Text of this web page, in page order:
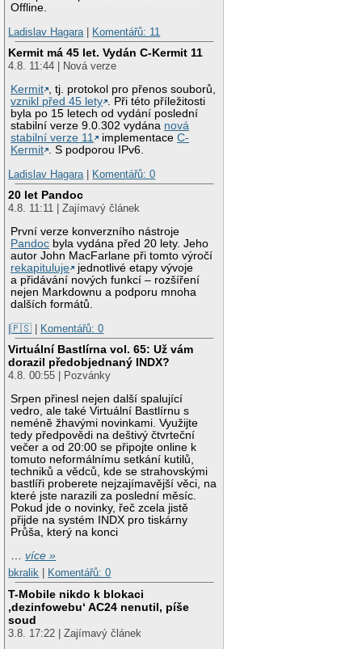
Offline.
Ladislav Hagara | Komentářů: 11
Kermit má 45 let. Vydán C-Kermit 11
4.8. 11:44 | Nová verze
Kermit , tj. protokol pro přenos souborů,
vznikl před 45 lety . Při této příležitosti
byla po 15 letech od vydání poslední
stabilní verze 9.0.302 vydána nová
stabilní verze 11
implementaceC-
Kermit . S podporou IPv6.
Ladislav Hagara | Komentářů: 0
20 let Pandoc
4.8. 11:11 | Zajímavý článek
První verze konverzního nástroje
Pandoc byla vydána před 20 lety. Jeho
autor John MacFarlane při tomto výročí
rekapituluje
jednotlivé etapy vývoje
a přidávání nových funkcí – rozšíření
nejen Markdownu a podporu mnoha
dalších formátů.
|🇵🇸 | Komentářů: 0
Virtuální Bastlírna vol. 65: Už vám
dorazil předobjednaný INDX?
4.8. 00:55 | Pozvánky
Srpen přinesl nejen další spalující
vedro, ale také Virtuální Bastlírnu s
neméně žhavými novinkami. Využijte
tedy předpovědi na deštivý čtvrteční
večer a od 20:00 se připojte online k
tomuto neformálnímu setkání kutilů,
techniků a vědců, kde se strahovskými
bastlíři proberete nejzajímavější věci, na
které jste narazili za poslední měsíc.
Pokud jde o novinky, řeč zcela jistě
přijde na systém INDX pro tiskárny
Průša, který na konci
…více »
bkralik
Komentářů: 0
T-Mobile nikdo k blokaci
‚dezinfowebu‘ AC24 nenutil, píše
soud
3.8. 17:22 | Zajímavý článek